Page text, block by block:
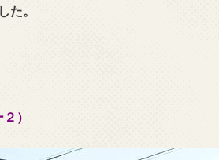
た。
）